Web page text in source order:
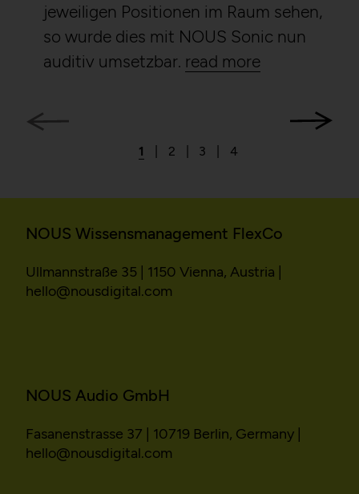
jeweiligen Positionen im Raum sehen,
so wurde dies mit NOUS Sonic nun
auditiv umsetzbar. read more
1 2 3 4
NOUS Wissensmanagement FlexCo
Ullmannstraße 35 | 1150 Vienna, Austria |
hello@nousdigital.com
NOUS Audio GmbH
Fasanenstrasse 37 | 10719 Berlin, Germany |
hello@nousdigital.com